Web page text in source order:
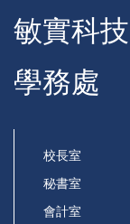
敏實科
學務處
校長室
秘書室
會計室